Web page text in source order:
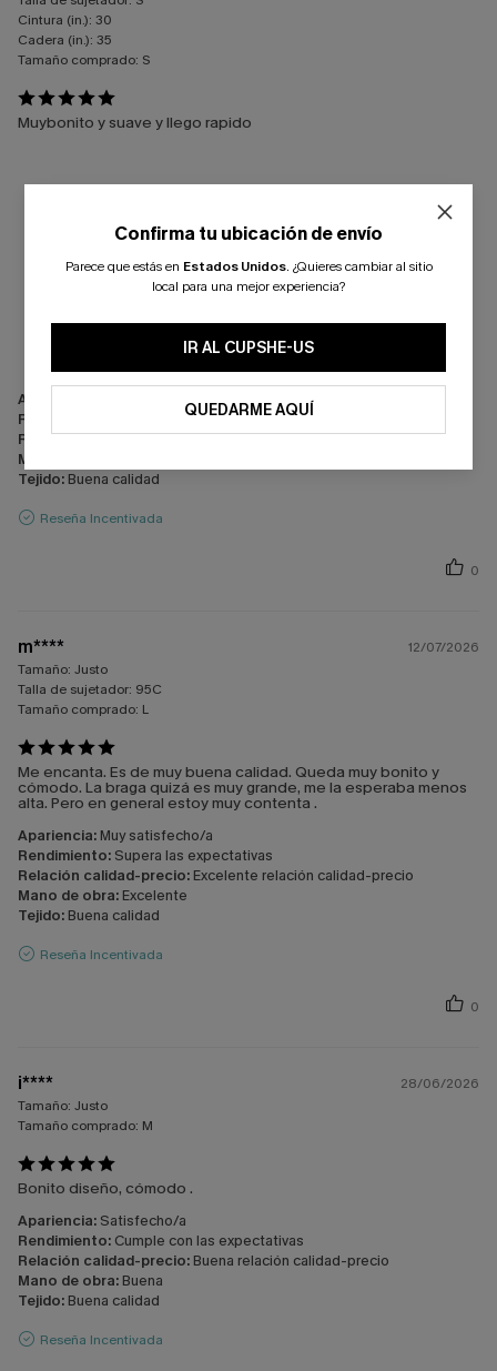
Cintura (in.): 30
Cadera (in.): 35
Tamaño comprado: S
Muybonito y suave y llego rapido
Apariencia:
Rendimiento:
Cumple con las expectativas
Relación calidad-precio:Excelente relación calidad-precio
Mano de obra:
Tejido: Buena calidad
Reseña Incentivada
0
m****
12/07/2026
Tamaño: Justo
Talla de sujetador: 95C
Tamaño comprado: L
Me encanta. Es de muy buena calidad. Queda muy bonito y
cómodo. La braga quizá es muy grande, me la esperaba menos
alta. Pero en general estoy muy contenta .
Apariencia: Muy satisfecho/a
Rendimiento: Supera las expectativas
Relación calidad-precio: Excelente relación calidad-precio
Mano de obra: Excelente
Tejido: Buena calidad
Reseña Incentivada
0
i****
28/06/2026
Tamaño: Justo
Tamaño comprado: M
Bonito diseño, cómodo .
Apariencia: Satisfecho/a
Rendimiento: Cumple con las expectativas
Relación calidad-precio: Buena relación calidad-precio
Mano de obra: Buena
Tejido: Buena calidad
Reseña Incentivada
Confirma tu ubicación de envío
Parece que estás en Estados Unidos. ¿Quieres cambiar al sitio
local para una mejor experiencia?
IR AL CUPSHE-US
QUEDARME AQUÍ